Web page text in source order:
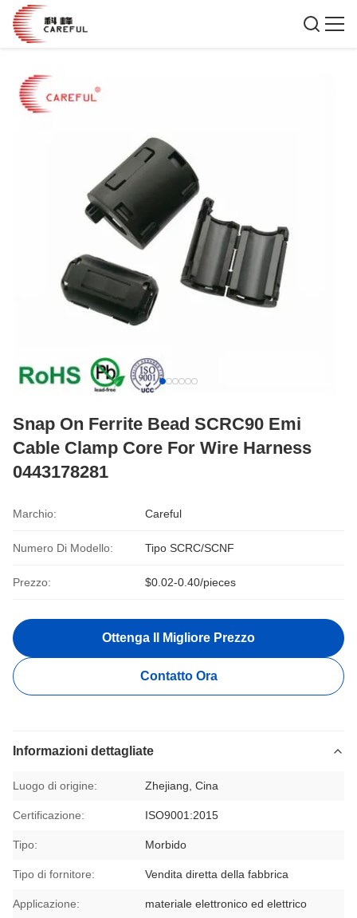
Snap On Ferrite Bead SCRC90 Emi
Cable Clamp Core For Wire Harness
0443178281
Marchio: Careful
Numero Di Modello: Tipo SCRC/SCNF
Prezzo: $0.02-0.40/pieces
Ottenga Il Migliore Prezzo
Contatto Ora
Informazioni dettagliate
Luogo di origine: Zhejiang, Cina
Certificazione: ISO9001:2015
Tipo: Morbido
Tipo di fornitore: Vendita diretta della fabbrica
Applicazione: materiale elettronico ed elettrico